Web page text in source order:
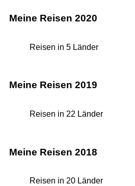
Meine Reisen 2020
Reisen in 5 Länder
Meine Reisen 2019
Reisen in 22 Länder
Meine Reisen 2018
Reisen in 20 Länder